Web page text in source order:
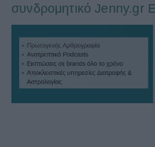
συνδρομητικό Jenny.gr